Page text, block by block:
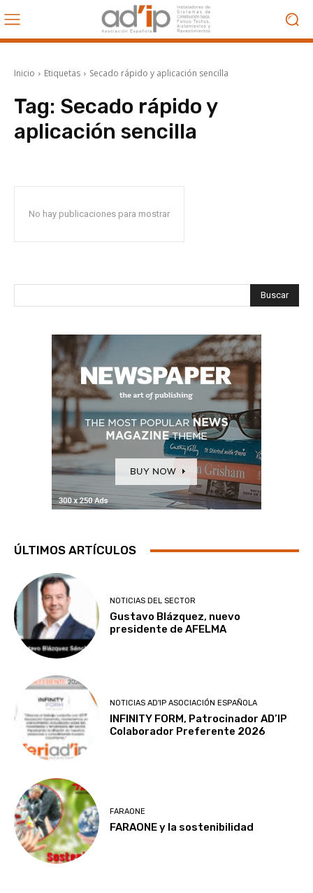
Inicio Etiquetas Secado rápido y aplicación sencilla
Tag: Secado rápido y
aplicación sencilla
No hay publicaciones para mostrar
Buscar
ÚLTIMOS ARTÍCULOS
NOTICIAS DEL SECTOR
Gustavo Blázquez, nuevo
presidente de AFELMA
NOTICIAS AD'IP ASOCIACIÓN ESPAÑOLA
INFINITY FORM, Patrocinador AD’IP
Colaborador Preferente 2026
FARAONE
FARAONE y la sostenibilidad